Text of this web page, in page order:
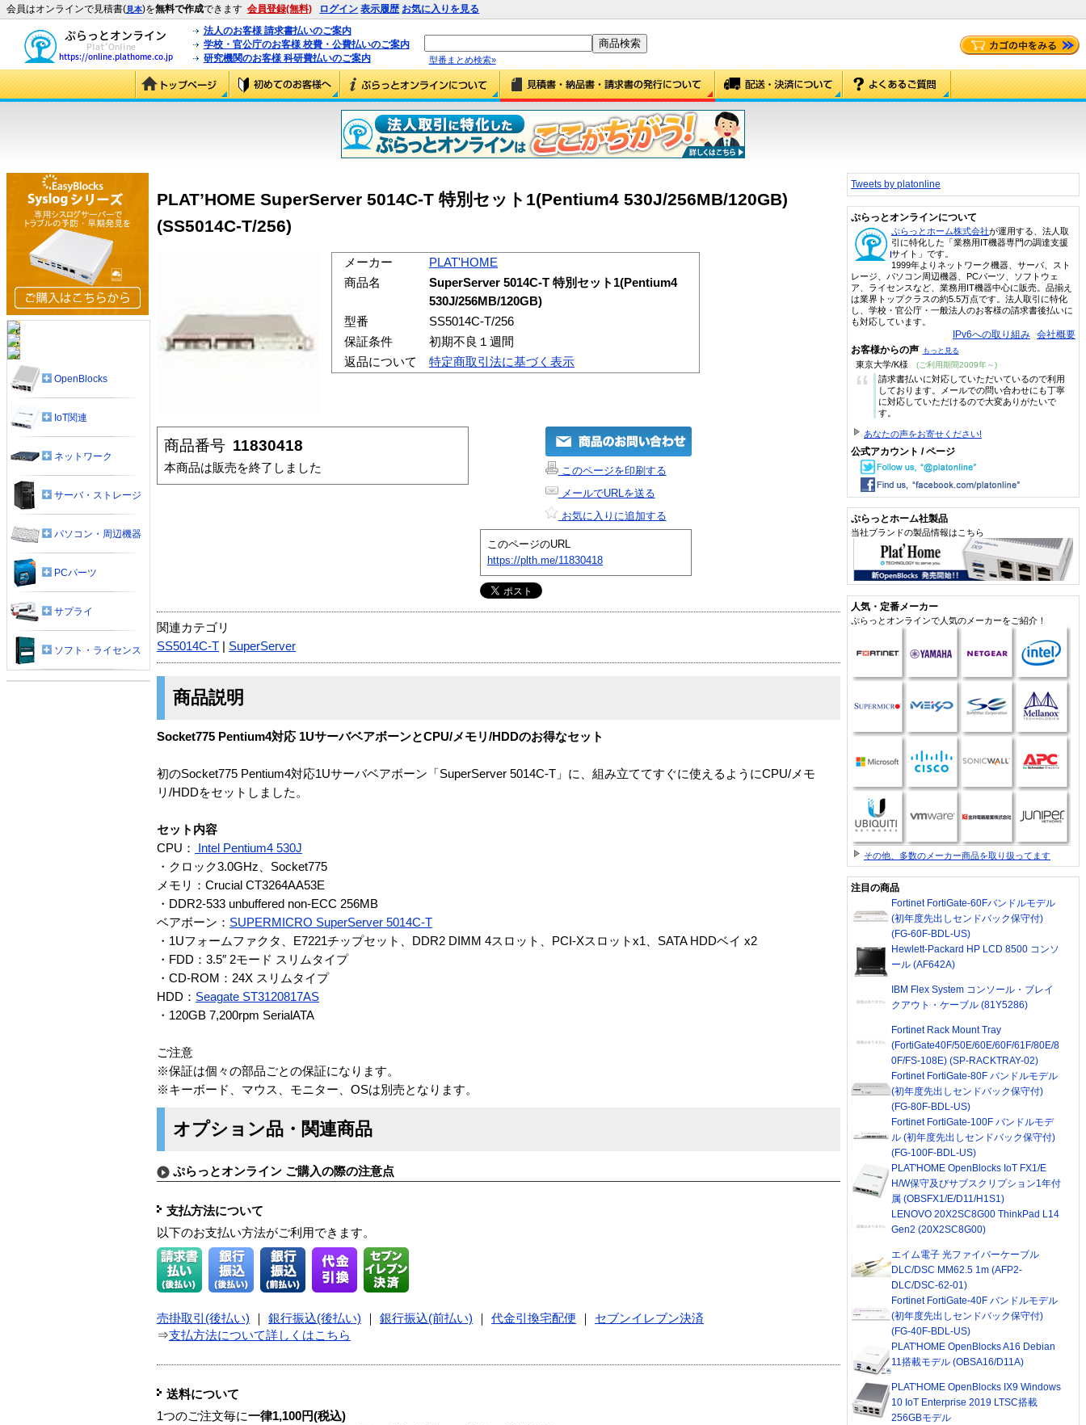
会員はオンラインで見積書(見本)を無料で作成できます 会員登録(無料) ログイン 表示履歴 お気に入りを見る
法人のお客様 請求書払いのご案内
学校・官公庁のお客様 校費・公費払いのご案内
研究機関のお客様 科研費払いのご案内
型番まとめ検索»
PLAT’HOME SuperServer 5014C-T 特別セット1(Pentium4 530J/256MB/120GB)
(SS5014C-T/256)
メーカー
PLAT'HOME
商品名
SuperServer 5014C-T 特別セット1(Pentium4
530J/256MB/120GB)
型番
SS5014C-T/256
保証条件
初期不良１週間
返品について
特定商取引法に基づく表示
商品番号 11830418
本商品は販売を終了しました
このページを印刷する
メールでURLを送る
お気に入りに追加する
このページのURL
https://plth.me/11830418
関連カテゴリ
SS5014C-T
SuperServer
商品説明
Socket775 Pentium4対応 1UサーバベアボーンとCPU/メモリ/HDDのお得なセット
初のSocket775 Pentium4対応1Uサーバベアボーン「SuperServer 5014C-T」に、組み立ててすぐに使えるようにCPU/メモ
リ/HDDをセットしました。
セット内容
CPU：
Intel Pentium4 530J
・クロック3.0GHz、Socket775
メモリ：Crucial CT3264AA53E
・DDR2-533 unbuffered non-ECC 256MB
ベアボーン： SUPERMICRO SuperServer 5014C-T
・1Uフォームファクタ、E7221チップセット、DDR2 DIMM 4スロット、PCI-Xスロットx1、SATA HDDベイ x2
・FDD：3.5″ 2モード スリムタイプ
・CD-ROM：24X スリムタイプ
HDD： Seagate ST3120817AS
・120GB 7,200rpm SerialATA
ご注意
※保証は個々の部品ごとの保証になります。
※キーボード、マウス、モニター、OSは別売となります。
オプション品・関連商品
ぷらっとオンライン ご購入の際の注意点
支払方法について
以下のお支払い方法がご利用できます。
売掛取引(後払い) 銀行振込(後払い) 銀行振込(前払い) 代金引換宅配便
セブンイレブン決済
⇒支払方法について詳しくはこちら
送料について
1つのご注文毎に一律1,100円(税込)
OpenBlocks
IoT関連
ネットワーク
サーバ・ストレージ
パソコン・周辺機器
PCパーツ
サプライ
ソフト・ライセンス
Tweets by platonline
ぷらっとオンラインについて
ぷらっとホーム株式会社が運用する、法人取
引に特化した「業務用IT機器専門の調達支援
サイト」です。
1999年よりネットワーク機器、サーバ、スト
レージ、パソコン周辺機器、PCパーツ、ソフトウェ
ア、ライセンスなど、業務用IT機器中心に販売。品揃え
は業界トップクラスの約5.5万点です。法人取引に特化
し、学校・官公庁・一般法人のお客様の請求書後払いに
も対応しています。
IPv6への取り組み 会社概要
お客様からの声 もっと見る
東京大学/K様 (ご利用期間2009年～)
“
請求書払いに対応していただいているので利用
しております。メールでの問い合わせにも丁寧
に対応していただけるので大変ありがたいで
す。
あなたの声をお寄せください!
公式アカウント / ページ
ぷらっとホーム社製品
当社ブランドの製品情報はこちら
人気・定番メーカー
ぷらっとオンラインで人気のメーカーをご紹介！
その他、多数のメーカー商品を取り扱ってます
注目の商品
Fortinet FortiGate-60Fバンドルモデル
(初年度先出しセンドバック保守付)
(FG-60F-BDL-US)
Hewlett-Packard HP LCD 8500 コンソ
ール (AF642A)
IBM Flex System コンソール・ブレイ
クアウト・ケーブル (81Y5286)
Fortinet Rack Mount Tray
(FortiGate40F/50E/60E/60F/61F/80E/8
0F/FS-108E) (SP-RACKTRAY-02)
Fortinet FortiGate-80F バンドルモデル
(初年度先出しセンドバック保守付)
(FG-80F-BDL-US)
Fortinet FortiGate-100F バンドルモデ
ル (初年度先出しセンドバック保守付)
(FG-100F-BDL-US)
PLAT'HOME OpenBlocks IoT FX1/E
H/W保守及びサブスクリプション1年付
属 (OBSFX1/E/D11/H1S1)
LENOVO 20X2SC8G00 ThinkPad L14
Gen2 (20X2SC8G00)
エイム電子 光ファイバーケーブル
DLC/DSC MM62.5 1m (AFP2-
DLC/DSC-62-01)
Fortinet FortiGate-40F バンドルモデル
(初年度先出しセンドバック保守付)
(FG-40F-BDL-US)
PLAT'HOME OpenBlocks A16 Debian
11搭載モデル (OBSA16/D11A)
PLAT'HOME OpenBlocks IX9 Windows
10 IoT Enterprise 2019 LTSC搭載
256GBモデル